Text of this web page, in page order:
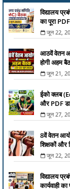
विद्यालय
का पूरा
जून 22,
आठवें वेतन
होगी अहम
जून 21,
ईको क्लब
और PDF
जून 27,
8वें वेतन
शिक्षकों और
जून 22,
विद्यालय
कार्यवाही